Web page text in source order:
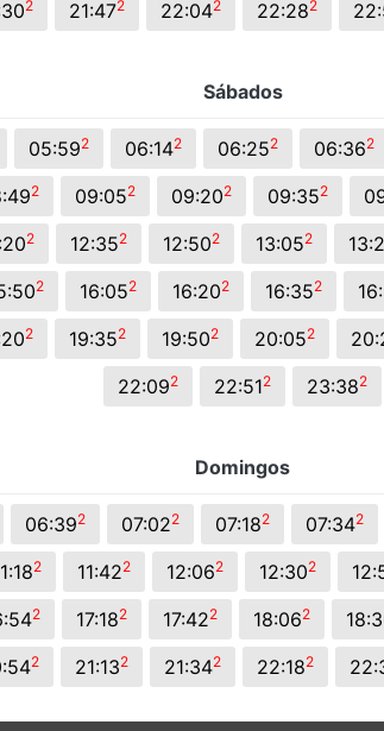
2 21:472 22:042 22:282
Sábados
05:592 06:142 06:252 06:362
2 09:052 09:202 09:352
2 12:352 12:502 13:052
2 16:052 16:202 16:352
2 19:352 19:502 20:052
22:092 22:512 23:382
Domingos
06:392 07:022 07:182 07:342
2 11:422 12:062 12:302
2 17:182 17:422 18:062
2 21:132 21:342 22:182